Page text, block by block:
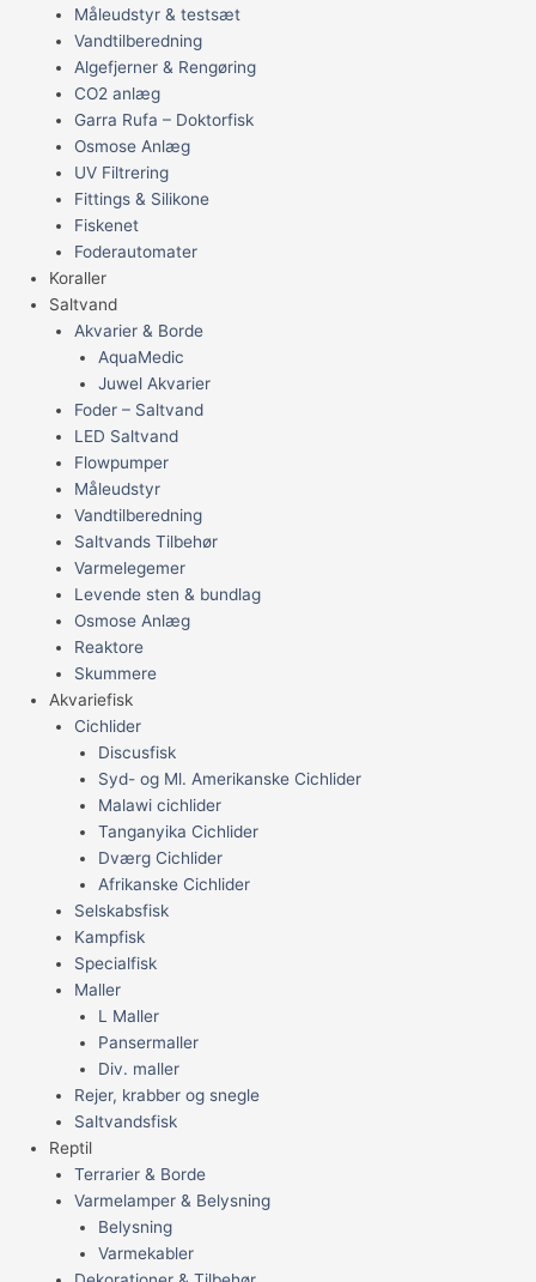
Måleudstyr & testsæt
Vandtilberedning
Algefjerner & Rengøring
CO2 anlæg
Garra Rufa – Doktorfisk
Osmose Anlæg
UV Filtrering
Fittings & Silikone
Fiskenet
Foderautomater
Koraller
Saltvand
Akvarier & Borde
AquaMedic
Juwel Akvarier
Foder – Saltvand
LED Saltvand
Flowpumper
Måleudstyr
Vandtilberedning
Saltvands Tilbehør
Varmelegemer
Levende sten & bundlag
Osmose Anlæg
Reaktore
Skummere
Akvariefisk
Cichlider
Discusfisk
Syd- og Ml. Amerikanske Cichlider
Malawi cichlider
Tanganyika Cichlider
Dværg Cichlider
Afrikanske Cichlider
Selskabsfisk
Kampfisk
Specialfisk
Maller
L Maller
Pansermaller
Div. maller
Rejer, krabber og snegle
Saltvandsfisk
Reptil
Terrarier & Borde
Varmelamper & Belysning
Belysning
Varmekabler